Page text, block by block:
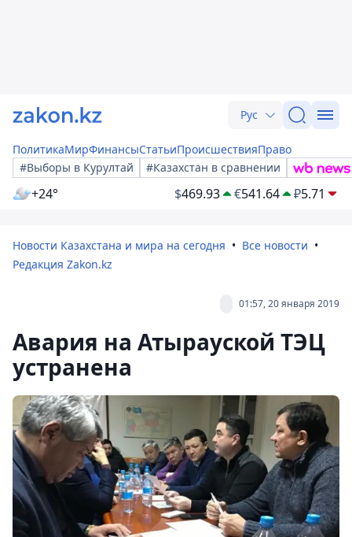
Рус
ПолитикаМирФинансыСтатьиПроисшествияПраво
#Выборы в Курултай
#Казахстан в сравнении
+24° $469.93 €541.64 ₽5.71
Новости Казахстана и мира на сегодня
Все новости
Редакция Zakon.kz
01:57, 20 января 2019
Авария на Атырауской ТЭЦ
устранена